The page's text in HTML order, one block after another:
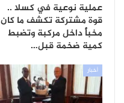
عملية نوعية في كسلا ..
قوة مشتركة تكشف ما كان
مخبأً داخل مركبة وتضبط
كمية ضخمة قبل…
أخبار